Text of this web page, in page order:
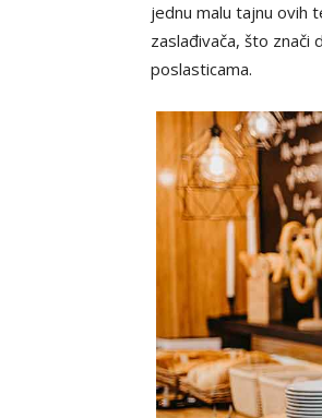
jednu malu tajnu ovih
zaslađivača, što znači
poslasticama.